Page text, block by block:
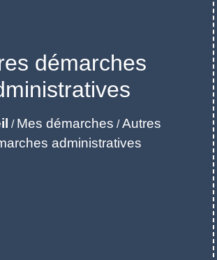
démarches
/ Mes démarches /Autres
administratives